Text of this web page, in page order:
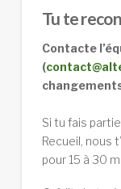
Tu te
Contacte
(
Si tu fais
Recueil, nous
pour 15 à 30